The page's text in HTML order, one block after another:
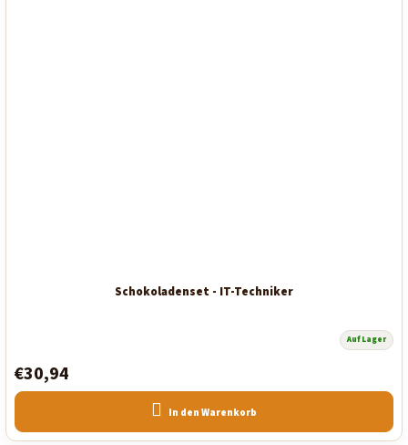
Schokoladenset - IT-Techniker
Produktbewertung
ist
5,0
5
Sternen.
Auf Lager
€30,94
In den Warenkorb